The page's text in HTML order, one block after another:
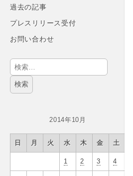
過去の記事
プレスリリース受付
お問い合わせ
検
索:
2014年10月
日 月 火 水 木 金 土
1 2 3 4